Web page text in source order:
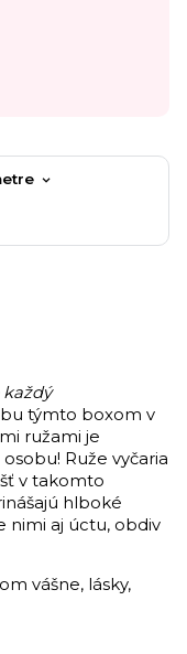
každý
týmto boxom v
ružami je
Ruže vyčaria
v takomto
hlboké
nimi aj úctu, obdiv
vášne, lásky,